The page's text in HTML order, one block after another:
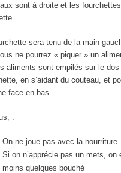
sont à droite et les
sera tenu de la main
ne pourrez « piquer » un
aliments sont empilés sur le dos
en s’aidant du couteau, et
face en bas.
:
On ne joue pas avec la nourriture.
Si on n’apprécie pas un mets, on
moins quelques bouché